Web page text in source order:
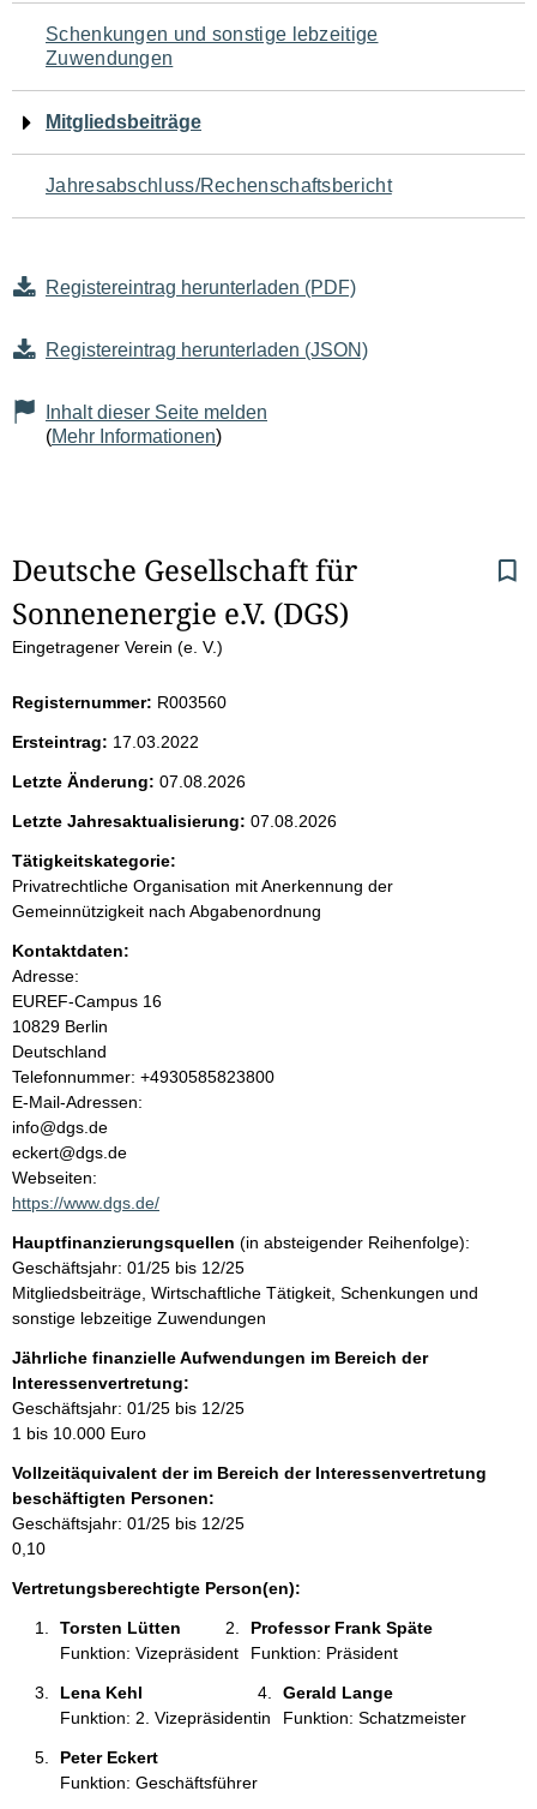
Schenkungen und sonstige lebzeitige
Zuwendungen
Mitgliedsbeiträge
Jahresabschluss/Rechenschaftsbericht
Registereintrag herunterladen (PDF)
Registereintrag herunterladen (JSON)
Inhalt dieser Seite melden
(Mehr Informationen)
S
e
t
e
n
i
n
h
a
l
t
Deutsche Gesellschaft für
Sonnenenergie e.V. (DGS)
Eingetragener Verein (e. V.)
Registernummer: R003560
Ersteintrag: 17.03.2022
Letzte Änderung: 07.08.2026
Letzte Jahresaktualisierung: 07.08.2026
Tätigkeitskategorie:
Privatrechtliche Organisation mit Anerkennung der
Gemeinnützigkeit nach Abgabenordnung
Kontaktdaten:
Adresse:
EUREF-Campus 16
10829 Berlin
Deutschland
K
o
n
t
a
k
i
n
f
o
r
m
a
t
o
n
e
n
:
Telefonnummer: +4930585823800
E-Mail-Adressen:
info@dgs.de
eckert@dgs.de
Webseiten:
https://www.dgs.de/
Hauptfinanzierungsquellen (in absteigender Reihenfolge):
Geschäftsjahr: 01/25 bis 12/25
Mitgliedsbeiträge, Wirtschaftliche Tätigkeit, Schenkungen und
sonstige lebzeitige Zuwendungen
Jährliche finanzielle Aufwendungen im Bereich der
Interessenvertretung:
Geschäftsjahr: 01/25 bis 12/25
1 bis 10.000 Euro
Vollzeitäquivalent der im Bereich der Interessenvertretung
beschäftigten Personen:
Geschäftsjahr: 01/25 bis 12/25
0,10
Vertretungsberechtigte Person(en):
Torsten Lütten
Funktion: Vizepräsident
Professor Frank Späte
Funktion: Präsident
Lena Kehl
Funktion: 2. Vizepräsidentin
Gerald Lange
Funktion: Schatzmeister
Peter Eckert
Funktion: Geschäftsführer